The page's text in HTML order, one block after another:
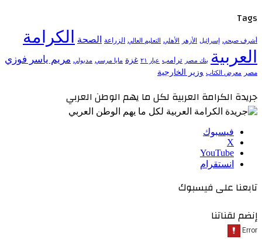
Tags
أشرف صبحي إسرائيل الأزهر الأهلي التعليم العالي الزراعة الصحة
الكرامة
العربية
بنك مصر ترامب عيار ٢١ غزة مايا مرسي مدبولي مريم ياسر فوزي
مصر معرض الكتاب وزير الخارجية
جريدة الكرامة العربية لكل ما يهم الوطن العربي
فيسبوك
‫X
‫YouTube
انستقرام
تابعنا على فيسبوك
إنضم لقناتنا